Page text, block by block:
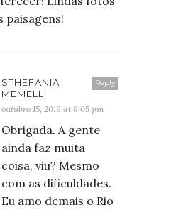
paisagens!
Reply
STHEFANIA
MEMELLI
outubro 15, 2018 at 8:05 pm
Obrigada. A gente
ainda faz muita
coisa, viu? Mesmo
com as dificuldades.
Eu amo demais o Rio